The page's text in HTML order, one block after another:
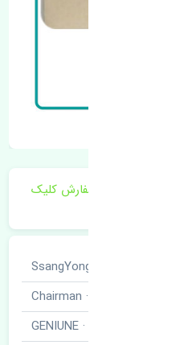
به روز روی ثبت سفارش کلیک
چیرمن · Chairman
اصلی · GENIUNE